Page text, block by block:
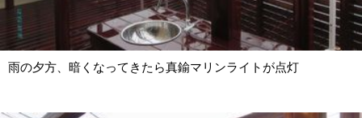
雨の夕方、暗くなってきたら真鍮マリンライトが点灯